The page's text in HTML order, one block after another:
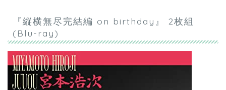
『縦横無尽完結編 on birthday』 2枚組
(Blu-ray)